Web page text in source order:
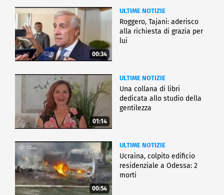
00:34
ULTIME NOTIZIE
Roggero, Tajani: aderisco
alla richiesta di grazia per
lui
01:14
ULTIME NOTIZIE
Una collana di libri
dedicata allo studio della
gentilezza
00:54
ULTIME NOTIZIE
Ucraina, colpito edificio
residenziale a Odessa: 2
morti